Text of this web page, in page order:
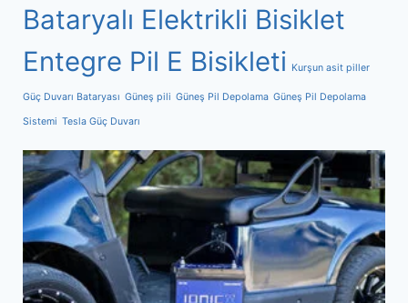
Bataryalı Elektrikli Bisiklet
Entegre Pil E Bisikleti Kurşun asit piller
Güç Duvarı Bataryası Güneş pili Güneş Pil Depolama Güneş Pil Depolama
Sistemi Tesla Güç Duvarı